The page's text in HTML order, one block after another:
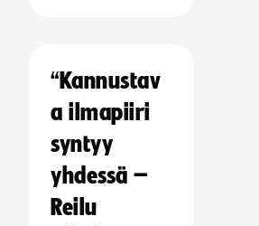
“Kannustav
a ilmapiiri
syntyy
yhdessä –
Reilu